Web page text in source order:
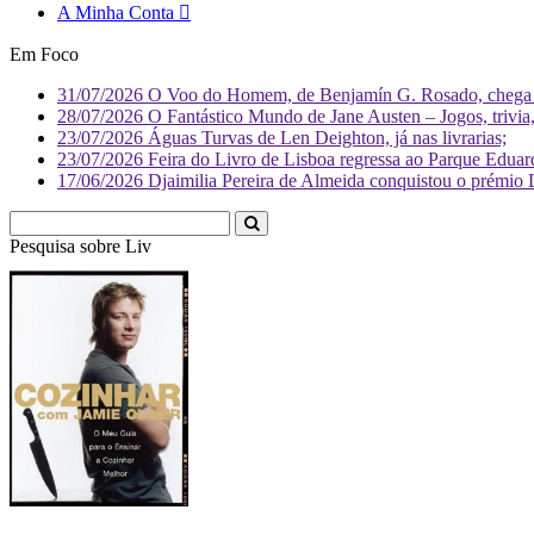
A Minha Conta
Em Foco
31/07/2026 O Voo do Homem, de Benjamín G. Rosado,
28/07/2026 O Fantástico Mundo de Jane Austen – Jogos,
23/07/2026 Águas Turvas de Len Deighton, já nas livrarias;
23/07/2026 Feira do Livro de Lisboa regressa ao Parque
17/06/2026 Djaimilia Pereira de Almeida conquistou o
Pesquisa sobre Literatura